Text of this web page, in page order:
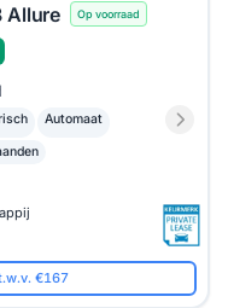
Allure Op voorraad
Automaat
€167